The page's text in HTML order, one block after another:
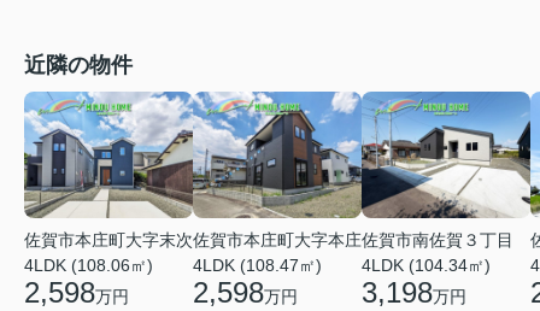
近隣の物件
佐賀市本庄町大字末次
4LDK (108.06㎡)
2,598万円
佐賀市本庄町大字本庄
4LDK (108.47㎡)
2,598万円
佐賀市南佐賀３丁目
4LDK (104.34㎡)
3,198万円